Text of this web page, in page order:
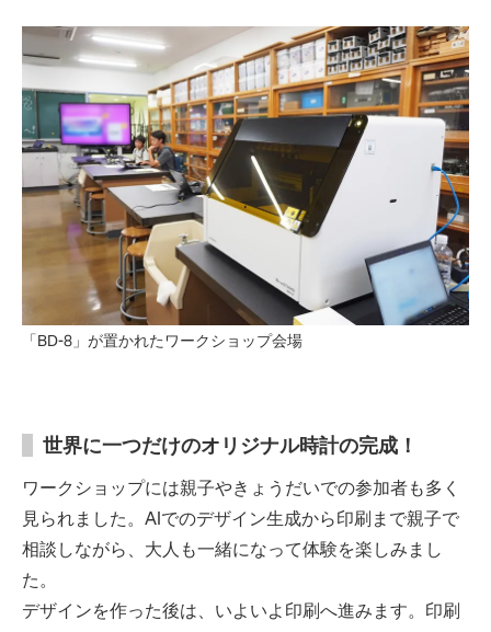
「BD-8」が置かれたワークショップ会場
世界に一つだけのオリジナル時計の完成！
ワークショップには親子やきょうだいでの参加者も多く
見られました。AIでのデザイン生成から印刷まで親子で
相談しながら、大人も一緒になって体験を楽しみまし
た。
デザインを作った後は、いよいよ印刷へ進みます。印刷